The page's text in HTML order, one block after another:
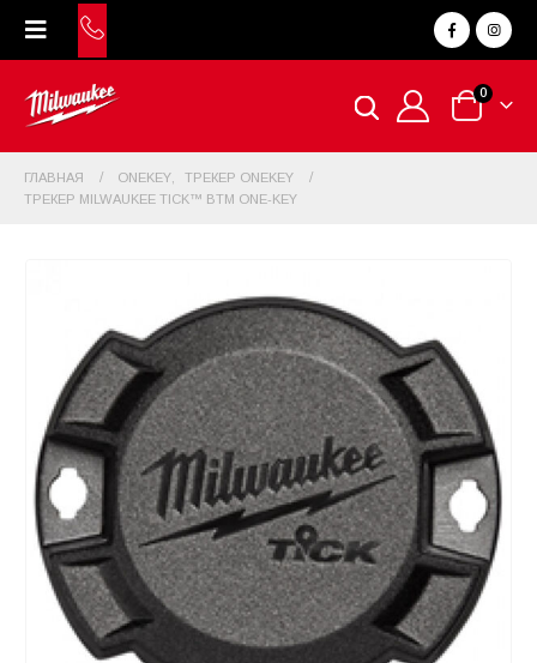
0
ГЛАВНАЯ ONEKEY
ТРЕКЕР ONEKEY
ТРЕКЕР MILWAUKEE TICK™ BTM ONE-KEY